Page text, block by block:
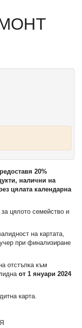
20%
налични на
цялата календарна
цялото семейство и
на картата,
при финализиране
отстъпка към
от 1 януари 2024
карта.